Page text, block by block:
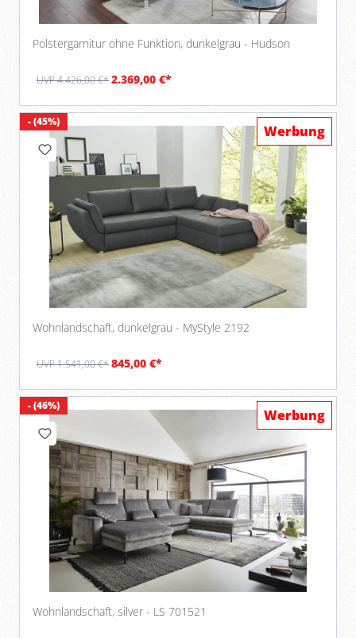
Polstergarnitur ohne Funktion, dunkelgrau - Hudson
UVP 4.426,00 €*2.369,00 €*
- (45%)
Wohnlandschaft, dunkelgrau - MyStyle 2192
UVP 1.541,00 €*845,00 €*
Werbung
- (46%)
Wohnlandschaft, silver - LS 701521
Werbung